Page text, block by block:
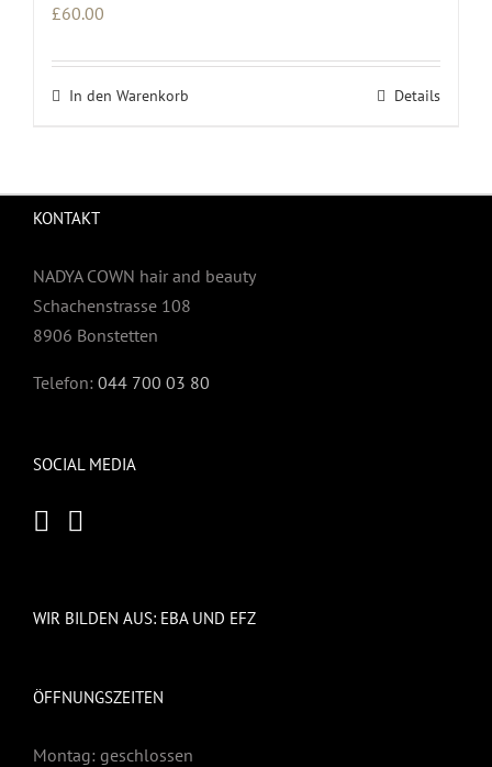
£60.00
In den Warenkorb Details
KONTAKT
NADYA COWN hair and beauty
Schachenstrasse 108
8906 Bonstetten
Telefon: 044 700 03 80
SOCIAL MEDIA
WIR BILDEN AUS: EBA UND EFZ
ÖFFNUNGSZEITEN
Montag: geschlossen